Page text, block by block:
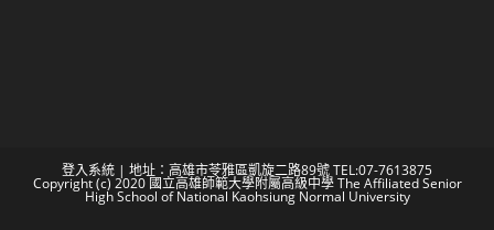
登入系統 | 地址：高雄市苓雅區凱旋二路89號 TEL:07-7613875
Copyright (c) 2020 國立高雄師範大學附屬高級中學 The Affiliated Senior
High School of National Kaohsiung Normal University